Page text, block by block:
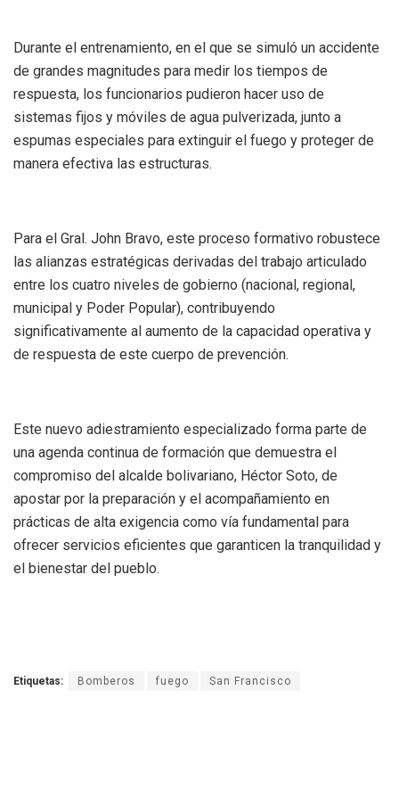
Durante el entrenamiento, en el que se simuló un accidente
de grandes magnitudes para medir los tiempos de
respuesta, los funcionarios pudieron hacer uso de
sistemas fijos y móviles de agua pulverizada, junto a
espumas especiales para extinguir el fuego y proteger de
manera efectiva las estructuras.
Para el Gral. John Bravo, este proceso formativo robustece
las alianzas estratégicas derivadas del trabajo articulado
entre los cuatro niveles de gobierno (nacional, regional,
municipal y Poder Popular), contribuyendo
significativamente al aumento de la capacidad operativa y
de respuesta de este cuerpo de prevención.
Este nuevo adiestramiento especializado forma parte de
una agenda continua de formación que demuestra el
compromiso del alcalde bolivariano, Héctor Soto, de
apostar por la preparación y el acompañamiento en
prácticas de alta exigencia como vía fundamental para
ofrecer servicios eficientes que garanticen la tranquilidad y
el bienestar del pueblo.
Etiquetas: Bomberos fuego San Francisco